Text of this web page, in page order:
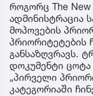
როგორც The New
ადმინისტრაცია
მოპოვების
პრიორიტეტების
განსაზღვრავს.
დოკუმენტი ცოტა
„პირველი
კატეგორიაში